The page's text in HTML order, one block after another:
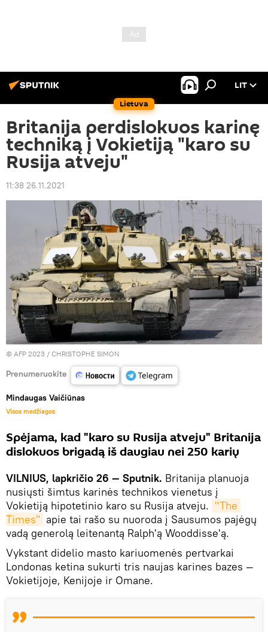
Lietuva
LIT
Britanija perdislokuos karinę
techniką į Vokietiją "karo su
Rusija atveju"
11:38 26.11.2021
© AFP 2023 / CHRISTOPHE SIMON
Prenumeruokite
Mindaugas Vaičiūnas
Visos medžiagos
Spėjama, kad "karo su Rusija atveju" Britanija
dislokuos brigadą iš daugiau nei 250 karių
VILNIUS, lapkričio 26 — Sputnik. Britanija planuoja
nusiųsti šimtus karinės technikos vienetus į
Vokietiją hipotetinio karo su Rusija atveju. "The
Times" apie tai rašo su nuoroda į Sausumos pajėgų
vadą generolą leitenantą Ralph'ą Wooddisse'ą.
Vykstant didelio masto kariuomenės pertvarkai
Londonas ketina sukurti tris naujas karines bazes —
Vokietijoje, Kenijoje ir Omane.